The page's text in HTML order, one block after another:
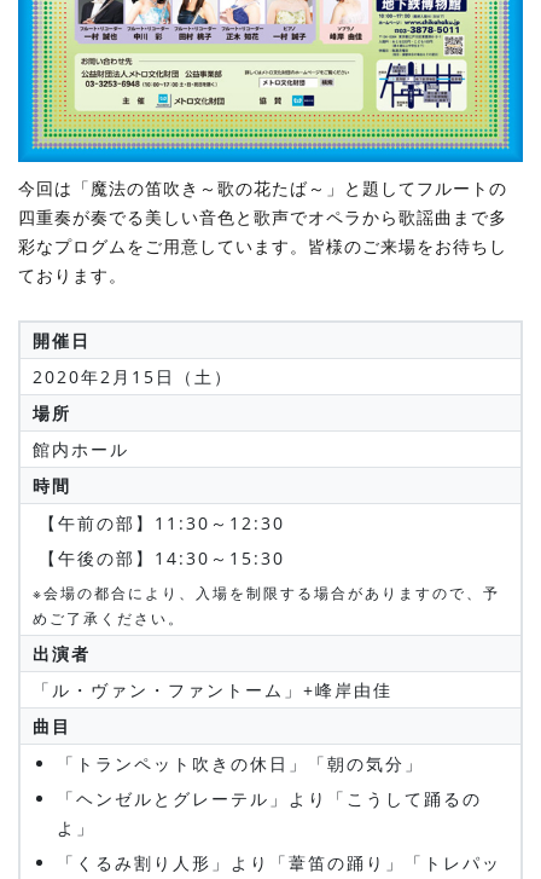
今回は「魔法の笛吹き～歌の花たば～」と題してフルートの
四重奏が奏でる美しい音色と歌声でオペラから歌謡曲まで多
彩なプログムをご用意しています。皆様のご来場をお待ちし
ております。
開催日
2020年2月15日（土）
場所
館内ホール
時間
【午前の部】11:30～12:30
【午後の部】14:30～15:30
※会場の都合により、入場を制限する場合がありますので、予
めご了承ください。
出演者
「ル・ヴァン・ファントーム」+峰岸由佳
曲目
「トランペット吹きの休日」「朝の気分」
「ヘンゼルとグレーテル」より「こうして踊るの
よ」
「くるみ割り人形」より「葦笛の踊り」「トレパッ